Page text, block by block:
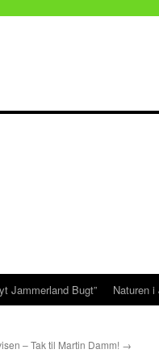
Jammerland Bugt” Naturen
– Tak til Martin Damm! →